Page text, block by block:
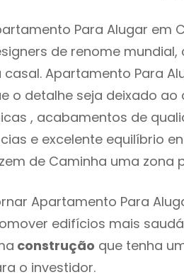
Para Alugar em
de renome
casal. Apartamento Para
o detalhe seja deixado
, acabamentos de
e excelente equilíbrio
de Caminha uma zona
Apartamento Para
edifícios mais
construção que tenha
o investidor.